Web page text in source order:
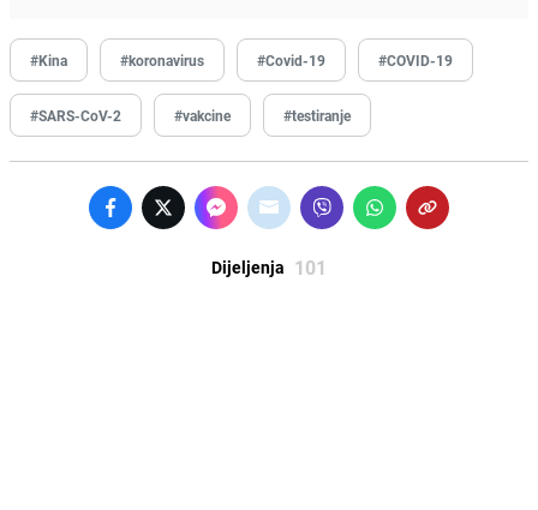
#Kina #koronavirus #Covid-19 #COVID-19
#SARS-CoV-2 #vakcine #testiranje
Dijeljenja 101